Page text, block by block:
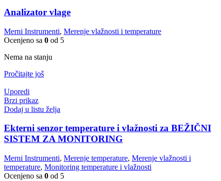
Analizator vlage
Merni Instrumenti, Merenje vlažnosti i temperature
Ocenjeno sa 0 od 5
Nema na stanju
Pročitajte još
Uporedi
Brzi prikaz
Dodaj u listu želja
Ekterni senzor temperature i vlažnosti za BEŽIČNI
SISTEM ZA MONITORING
Merni Instrumenti, Merenje temperature, Merenje vlažnosti i
temperature, Monitoring temperature i vlažnosti
Ocenjeno sa 0 od 5